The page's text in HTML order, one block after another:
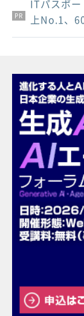
PR
PR
PR
ITパスポ
上No.1、